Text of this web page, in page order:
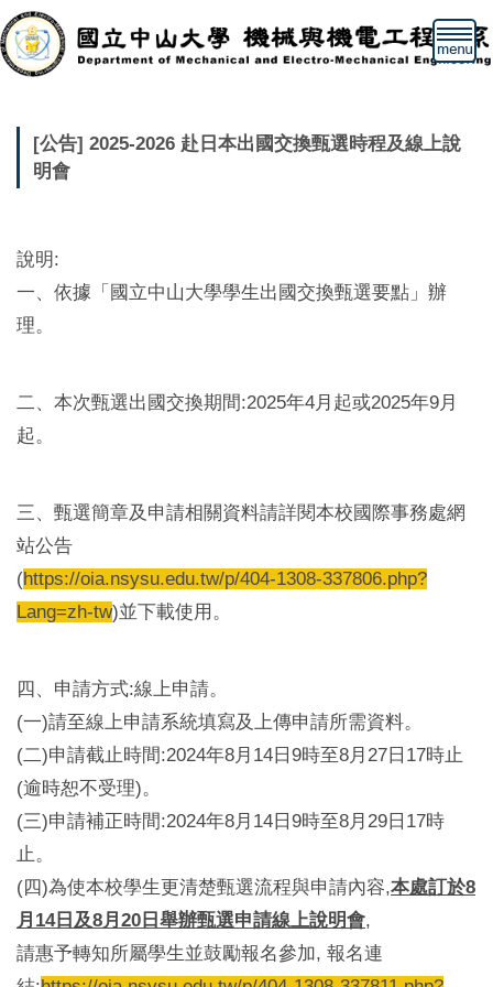
跳
到
主
[公告] 2025-2026 赴日本出國交換甄選時程及線上說
明會
說明:
一、依據「國立中山大學學生出國交換甄選要點」辦
理。
二、本次甄選出國交換期間:2025年4月起或2025年9月
起。
三、甄選簡章及申請相關資料請詳閱本校國際事務處網
站公告
(https://oia.nsysu.edu.tw/p/404-1308-337806.php?
Lang=zh-tw)並下載使用。
四、申請方式:線上申請。
(一)請至線上申請系統填寫及上傳申請所需資料。
(二)申請截止時間:2024年8月14日9時至8月27日17時止
(逾時恕不受理)。
(三)申請補正時間:2024年8月14日9時至8月29日17時
止。
(四)為使本校學生更清楚甄選流程與申請內容,本處訂於8
月14日及8月20日舉辦甄選申請線上說明會,
請惠予轉知所屬學生並鼓勵報名參加, 報名連